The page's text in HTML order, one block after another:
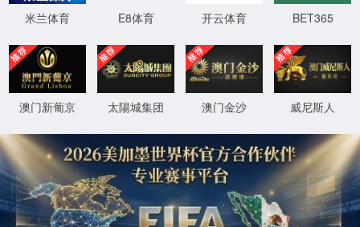
2026买世界杯赛事网站(中国
区)-Official website
返回首页